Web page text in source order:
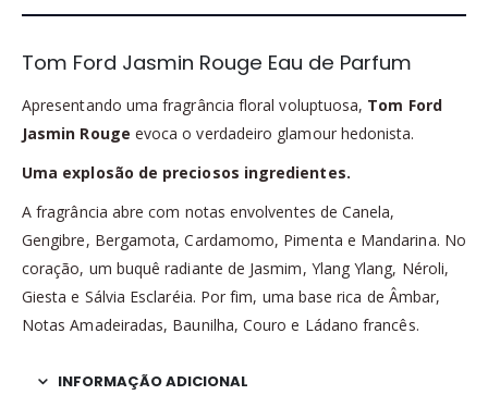
Tom Ford Jasmin Rouge Eau de Parfum
Apresentando uma fragrância floral voluptuosa, Tom Ford
Jasmin Rouge evoca o verdadeiro glamour hedonista.
Uma explosão de preciosos ingredientes.
A fragrância abre com notas envolventes de Canela,
Gengibre, Bergamota, Cardamomo, Pimenta e Mandarina. No
coração, um buquê radiante de Jasmim, Ylang Ylang, Néroli,
Giesta e Sálvia Esclaréia. Por fim, uma base rica de Âmbar,
Notas Amadeiradas, Baunilha, Couro e Ládano francês.
INFORMAÇÃO ADICIONAL